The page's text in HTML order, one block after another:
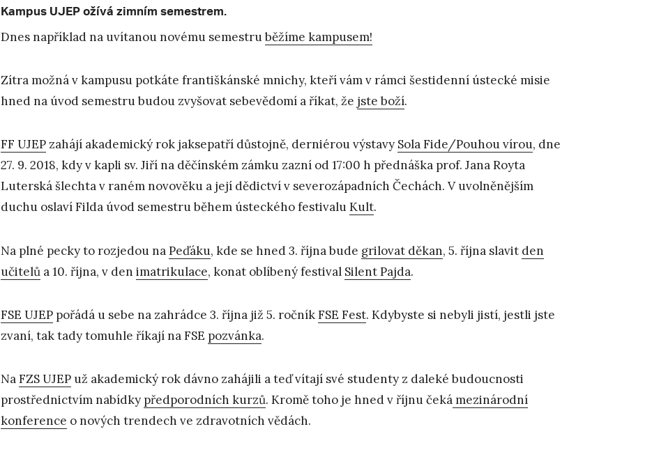
Kampus UJEP ožívá zimním semestrem.
Dnes například na uvítanou novému semestruběžíme kampusem!
Zítra možná v kampusu potkáte františkánské mnichy, kteří vám v rámci šestidenní ústecké misie
hned na úvod semestru budou zvyšovat sebevědomí a říkat, že jste boží.
FF UJEP zahájí akademický rok jaksepatří důstojně, derniérou výstavy Sola Fide/Pouhou vírou, dne
27. 9. 2018, kdy v kapli sv. Jiří na děčínském zámku zazní od 17:00 h přednáška prof. Jana Royta
Luterská šlechta v raném novověku a její dědictví v severozápadních Čechách. V uvolněnějším
duchu oslaví Filda úvod semestru během ústeckého festivaluKult.
Na plné pecky to rozjedou naPeďáku, kde se hned 3. října bude grilovat děkan, 5. října slavit den
učitelů a 10. října, v den imatrikulace, konat oblíbený festival Silent Pajda.
FSE UJEP pořádá u sebe na zahrádce 3. října již 5. ročníkFSE Fest. Kdybyste si nebyli jistí, jestli jste
zvaní, tak tady tomuhle říkají na FSE pozvánka.
NaFZS UJEP už akademický rok dávno zahájili a teď vítají své studenty z daleké budoucnosti
prostřednictvím nabídky předporodních kurzů. Kromě toho je hned v říjnu čekámezinárodní
konference o nových trendech ve zdravotních vědách.